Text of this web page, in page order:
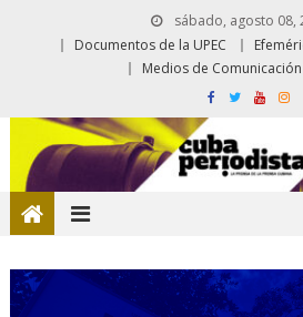
sábado, agosto 08,
Documentos de la UPEC
Medios de